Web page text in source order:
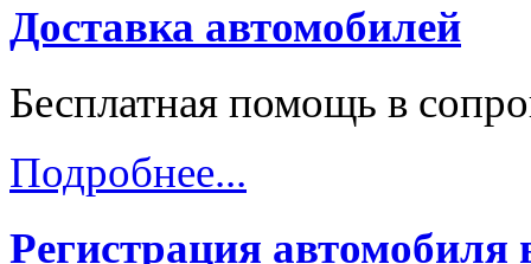
Доставка автомобилей
Бесплатная помощь в
Подробнее...
Регистрация